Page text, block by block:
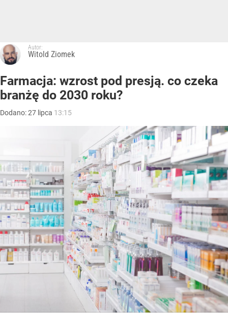
Autor:
Witold Ziomek
Farmacja: wzrost pod presją. co czeka
branżę do 2030 roku?
Dodano:27 lipca 13:15